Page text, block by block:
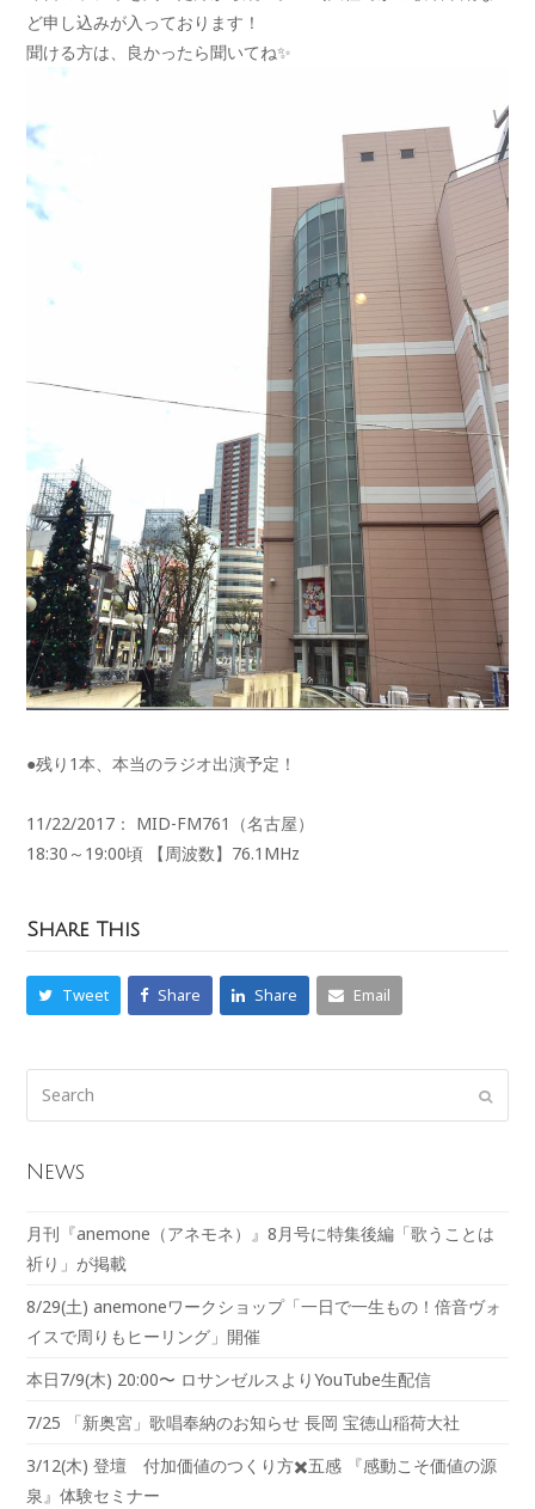
ど申し込みが入っております！
聞ける方は、良かったら聞いてね✨
●残り1本、本当のラジオ出演予定！
11/22/2017： MID-FM761（名古屋）
18:30～19:00頃 【周波数】76.1MHz
Share This
Tweet Share Share Email
News
月刊『anemone（アネモネ）』8月号に特集後編「歌うことは
祈り」が掲載
8/29(土) anemoneワークショップ「一日で一生もの！倍音ヴォ
イスで周りもヒーリング」開催
本日7/9(木) 20:00〜 ロサンゼルスよりYouTube生配信
7/25 「新奥宮」歌唱奉納のお知らせ 長岡 宝徳山稲荷大社
3/12(木) 登壇 付加価値のつくり方✖️五感 『感動こそ価値の源
泉』体験セミナー